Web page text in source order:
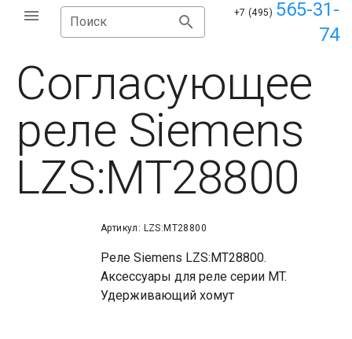
Поиск
+7 (495) 565-31-
74
Согласующее
реле Siemens
LZS:MT28800
Артикул: LZS:MT28800
Реле Siemens LZS:MT28800.
Аксессуары для реле серии MT.
Удерживающий хомут